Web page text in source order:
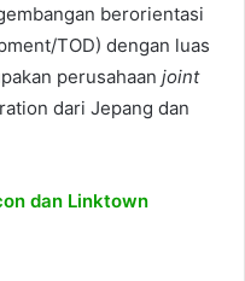
berorientasi
TOD) dengan luas
perusahaan joint
dari Jepang dan
dan Linktown